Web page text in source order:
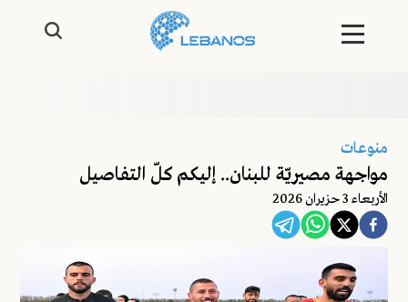
منوعات
مواجهة مصيريّة للبنان.. إليكم كلّ التفاصيل
اﻷربعاء 3 حزيران 2026